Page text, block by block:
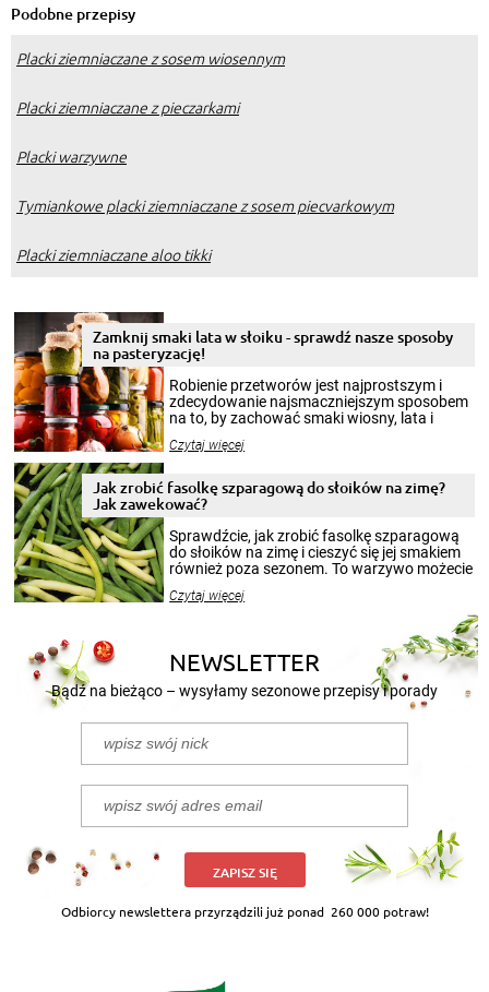
Podobne przepisy
Placki ziemniaczane z sosem wiosennym
Placki ziemniaczane z pieczarkami
Placki warzywne
Tymiankowe placki ziemniaczane z sosem piecvarkowym
Placki ziemniaczane aloo tikki
Zamknij smaki lata w słoiku - sprawdź nasze sposoby
na pasteryzację!
Robienie przetworów jest najprostszym i
zdecydowanie najsmaczniejszym sposobem
na to, by zachować smaki wiosny, lata i
krajobrazów, by cieszyć nimi oko w sezonie
pełni poczuć atmosferę cieplejszych
miesięcy. Przygotowanie słoików ze
smakowitą zawartością musi obejmować
patenty, które pozwolą zachować świeżość
przetworów.
Czytaj więcej
Jak zrobić fasolkę szparagową do słoików na zimę?
Jak zawekować?
Sprawdźcie, jak zrobić fasolkę szparagową
do słoików na zimę i cieszyć się jej smakiem
również poza sezonem. To warzywo możecie
nasze propozycje!
Czytaj więcej
NEWSLETTER
Bądź na bieżąco – wysyłamy sezonowe przepisy i porady
ZAPISZ SIĘ
Odbiorcy newslettera przyrządzili już ponad 260 000 potraw!